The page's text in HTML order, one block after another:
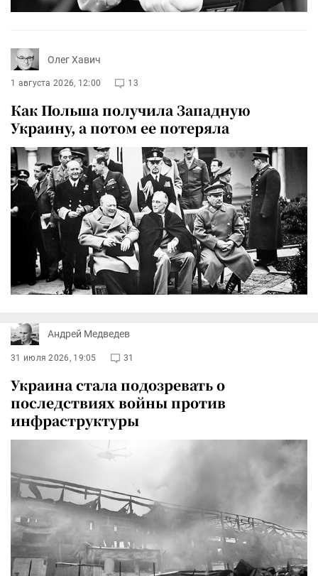
Олег Хавич
1 августа 2026, 12:00 13
Как Польша получила Западную
Украину, а потом ее потеряла
Андрей Медведев
31 июля 2026, 19:05 31
Украина стала подозревать о
последствиях войны против
инфраструктуры